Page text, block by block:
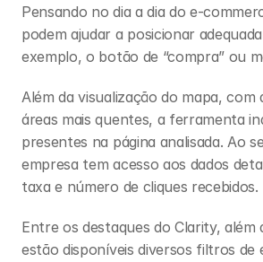
Pensando no dia a dia do e-
podem ajudar a posicionar
exemplo, o botão de “compra” ou
Além da visualização do mapa, com
áreas mais quentes, a ferramenta
presentes na página analisada. Ao
empresa tem acesso aos dados
taxa e número de cliques recebidos.
Entre os destaques do Clarity, além
estão disponíveis diversos filtros de